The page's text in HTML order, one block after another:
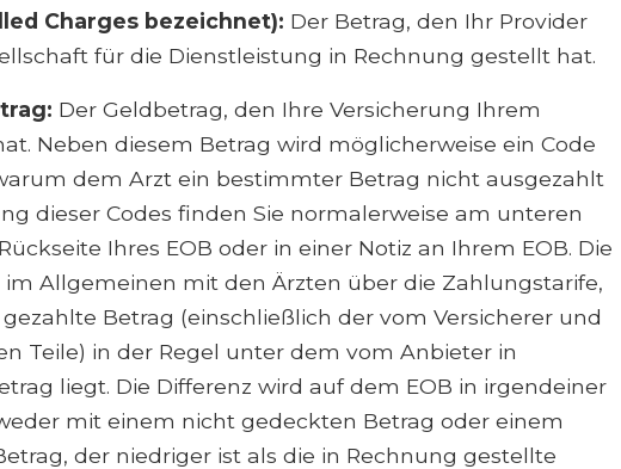
Charges bezeichnet): Der Betrag, den Ihr Provider
für die Dienstleistung in Rechnung gestellt hat.
Der Geldbetrag, den Ihre Versicherung Ihrem
Neben diesem Betrag wird möglicherweise ein Code
dem Arzt ein bestimmter Betrag nicht ausgezahlt
dieser Codes finden Sie normalerweise am unteren
Ihres EOB oder in einer Notiz an Ihrem EOB. Die
Allgemeinen mit den Ärzten über die Zahlungstarife,
Betrag (einschließlich der vom Versicherer und
Teile) in der Regel unter dem vom Anbieter in
liegt. Die Differenz wird auf dem EOB in irgendeiner
mit einem nicht gedeckten Betrag oder einem
der niedriger ist als die in Rechnung gestellte